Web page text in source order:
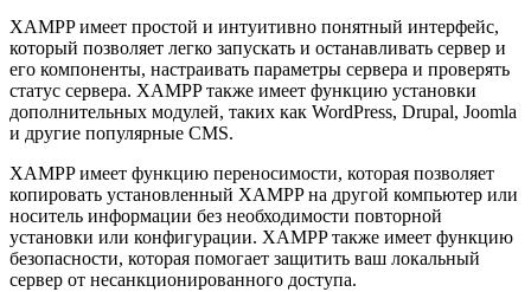
XAMPP имеет простой и интуитивно понятный интерфейс,
который позволяет легко запускать и останавливать сервер и
его компоненты, настраивать параметры сервера и проверять
статус сервера. XAMPP также имеет функцию установки
дополнительных модулей, таких как WordPress, Drupal, Joomla
и другие популярные CMS.
XAMPP имеет функцию переносимости, которая позволяет
копировать установленный XAMPP на другой компьютер или
носитель информации без необходимости повторной
установки или конфигурации. XAMPP также имеет функцию
безопасности, которая помогает защитить ваш локальный
сервер от несанкционированного доступа.